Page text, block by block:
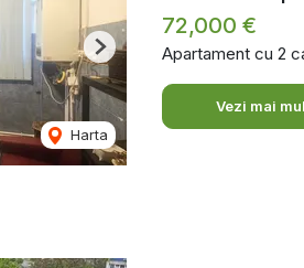
Harta
Next
72,000 €
Apartament cu 2
Vezi mai